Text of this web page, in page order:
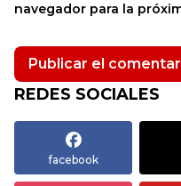
navegador para la
REDES SOCIALES
facebook